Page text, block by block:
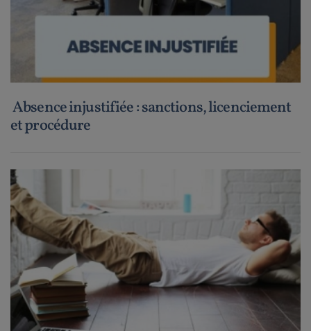
Absence injustifiée : sanctions, licenciement
et procédure